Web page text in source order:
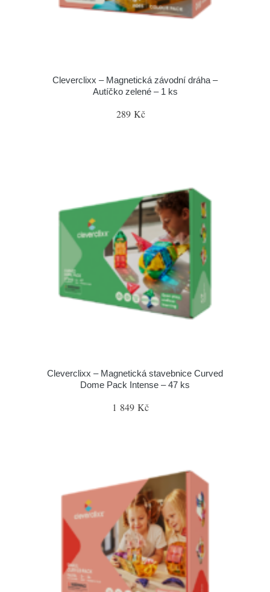
Cleverclixx – Magnetická závodní dráha –
Autíčko zelené – 1 ks
289 Kč
Cleverclixx – Magnetická stavebnice Curved
Dome Pack Intense – 47 ks
1 849 Kč